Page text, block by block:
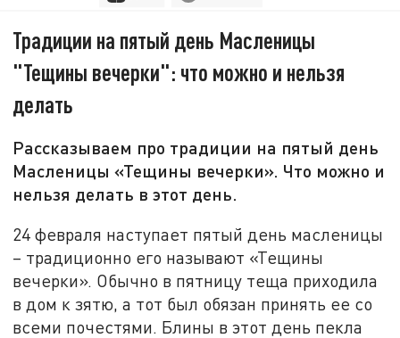
Традиции на пятый день Масленицы
"Тещины вечерки": что можно и нельзя
делать
Рассказываем про традиции на пятый день
Масленицы «Тещины вечерки». Что можно и
нельзя делать в этот день.
24 февраля наступает пятый день масленицы
– традиционно его называют «Тещины
вечерки». Обычно в пятницу теща приходила
в дом к зятю, а тот был обязан принять ее со
всеми почестями. Блины в этот день пекла